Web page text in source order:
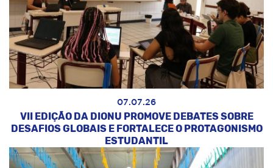
07.07.26
VII EDIÇÃO DA DIONU PROMOVE DEBATES SOBRE
DESAFIOS GLOBAIS E FORTALECE O PROTAGONISMO
ESTUDANTIL